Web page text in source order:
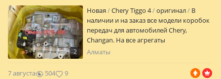
2
Новая Chery Tiggo 4 оригинал
В
наличии и на заказ все модели коробок
передач для автомобилей Chery,
Changan. На все агрегаты
предоставляется гарантия, установка и
наличии на заказ коробки передач
Алматы
7 августа 504 9